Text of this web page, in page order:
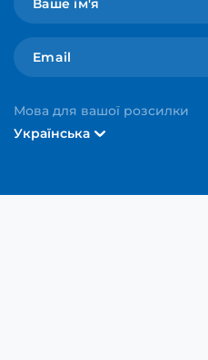
Мова для вашої розсилки
Українська